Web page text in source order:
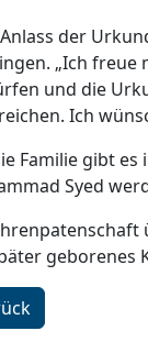
der
„Ich freue
und die
Ich
Familie gibt
Syed
geborenes